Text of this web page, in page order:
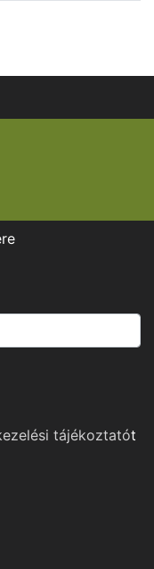
tájékoztatót